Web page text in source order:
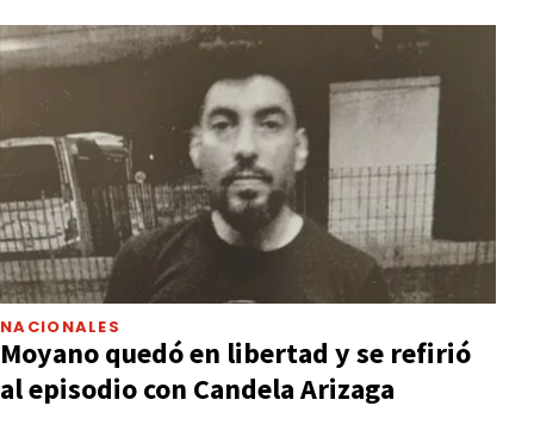
NACIONALES
Moyano quedó en libertad y se refirió
al episodio con Candela Arizaga